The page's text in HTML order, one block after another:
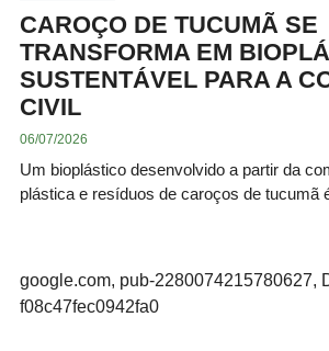
CAROÇO DE TUCUMÃ SE
TRANSFORMA EM
SUSTENTÁVEL PARA A
CIVIL
06/07/2026
Um bioplástico desenvolvido a partir da
plástica e resíduos de caroços de tucumã
google.com, pub-2280074215780627,
f08c47fec0942fa0